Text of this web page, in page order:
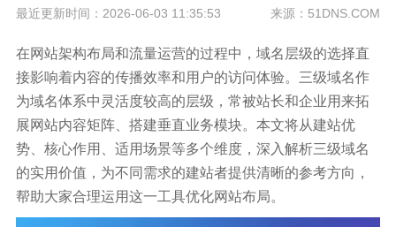
最近更新时间：2026-06-03 11:35:53 来源：51DNS.COM
在网站架构布局和流量运营的过程中，域名层级的选择直
接影响着内容的传播效率和用户的访问体验。三级域名作
为域名体系中灵活度较高的层级，常被站长和企业用来拓
展网站内容矩阵、搭建垂直业务模块。本文将从建站优
势、核心作用、适用场景等多个维度，深入解析三级域名
的实用价值，为不同需求的建站者提供清晰的参考方向，
帮助大家合理运用这一工具优化网站布局。